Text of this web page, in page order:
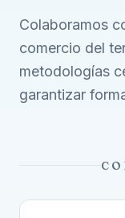
Colaboramos
comercio del
metodologías
garantizar